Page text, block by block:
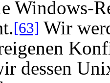
Windows-
[63] Wir
dessen